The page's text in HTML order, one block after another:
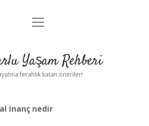
Anasayfa
Yasal Uyarı
menüyü
Yaşam Rehberi
ferahlık katan öneriler!
inanç nedir